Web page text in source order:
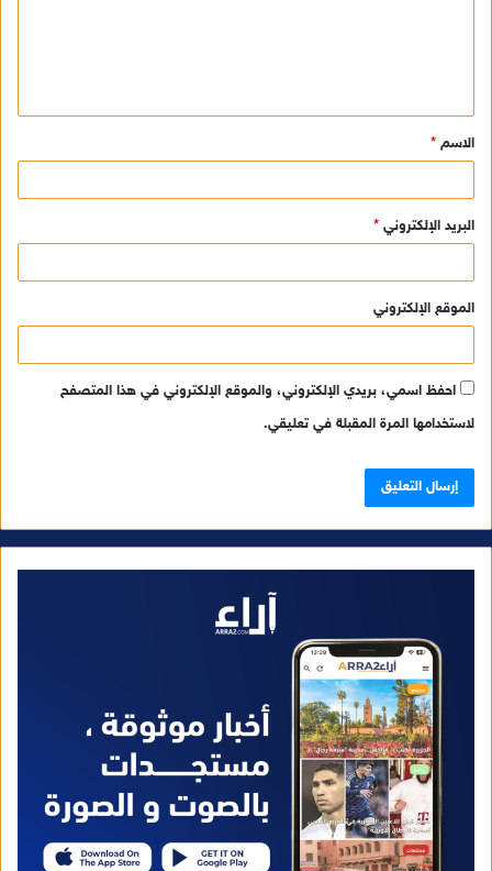
ق
*
الاسم *
البريد الإلكتروني *
الموقع الإلكتروني
احفظ اسمي، بريدي الإلكتروني، والموقع الإلكتروني في هذا المتصفح
لاستخدامها المرة المقبلة في تعليقي.